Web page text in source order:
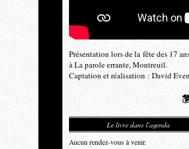
Présentation lors de la fête des 17
à La parole errante, Montreuil.
Captation et réalisation : David
Le livre dans l'agenda
Aucun rendez-vous à venir.